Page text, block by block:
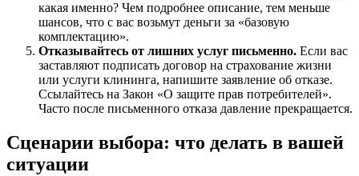
какая именно? Чем подробнее описание, тем меньше
шансов, что с вас возьмут деньги за «базовую
комплектацию».
Отказывайтесь от лишних услуг письменно. Если вас
заставляют подписать договор на страхование жизни
или услуги клининга, напишите заявление об отказе.
Ссылайтесь на Закон «О защите прав потребителей».
Часто после письменного отказа давление прекращается.
Сценарии выбора: что делать в вашей
ситуации